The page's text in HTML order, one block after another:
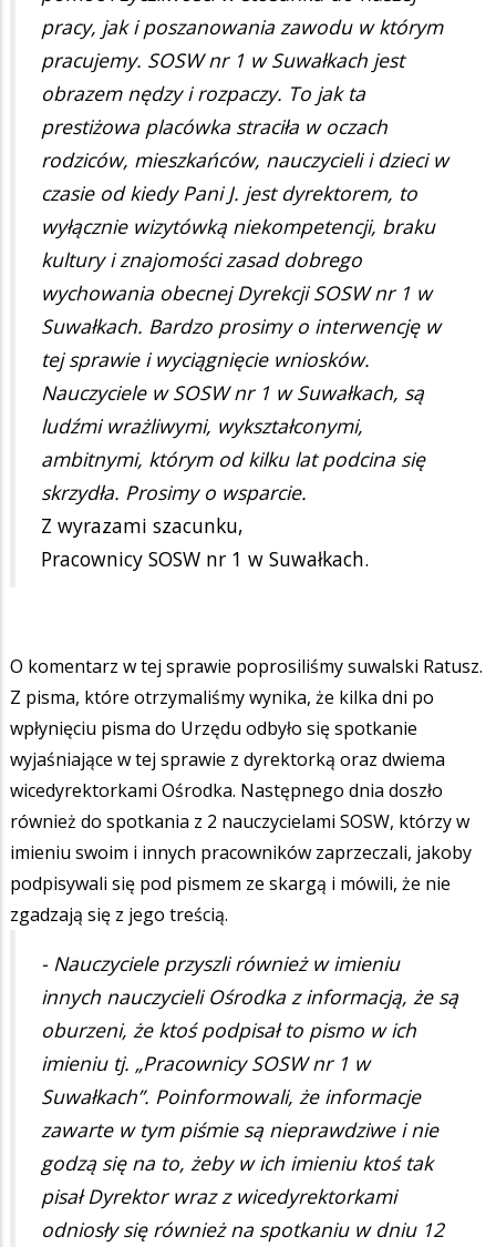
pracy, jak i poszanowania zawodu w którym
pracujemy. SOSW nr 1 w Suwałkach jest
obrazem nędzy i rozpaczy. To jak ta
prestiżowa placówka straciła w oczach
rodziców, mieszkańców, nauczycieli i dzieci w
czasie od kiedy Pani J. jest dyrektorem, to
wyłącznie wizytówką niekompetencji, braku
kultury i znajomości zasad dobrego
wychowania obecnej Dyrekcji SOSW nr 1 w
Suwałkach. Bardzo prosimy o interwencję w
tej sprawie i wyciągnięcie wniosków.
Nauczyciele w SOSW nr 1 w Suwałkach, są
ludźmi wrażliwymi, wykształconymi,
ambitnymi, którym od kilku lat podcina się
skrzydła. Prosimy o wsparcie.
Z wyrazami szacunku,
Pracownicy SOSW nr 1 w Suwałkach.
O komentarz w tej sprawie poprosiliśmy suwalski Ratusz.
Z pisma, które otrzymaliśmy wynika, że kilka dni po
wpłynięciu pisma do Urzędu odbyło się spotkanie
wyjaśniające w tej sprawie z dyrektorką oraz dwiema
wicedyrektorkami Ośrodka. Następnego dnia doszło
również do spotkania z 2 nauczycielami SOSW, którzy w
imieniu swoim i innych pracowników zaprzeczali, jakoby
podpisywali się pod pismem ze skargą i mówili, że nie
zgadzają się z jego treścią.
- Nauczyciele przyszli również w imieniu
innych nauczycieli Ośrodka z informacją, że są
oburzeni, że ktoś podpisał to pismo w ich
imieniu tj. „Pracownicy SOSW nr 1 w
Suwałkach”. Poinformowali, że informacje
zawarte w tym piśmie są nieprawdziwe i nie
godzą się na to, żeby w ich imieniu ktoś tak
pisał Dyrektor wraz z wicedyrektorkami
odniosły się również na spotkaniu w dniu 12